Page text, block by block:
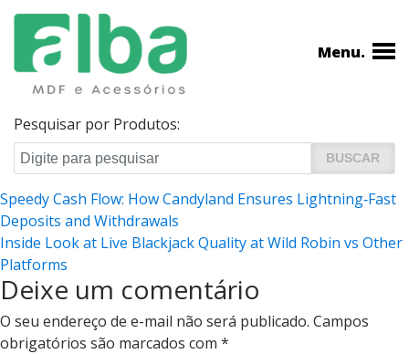
Pesquisar por Produtos:
Menu.
Navegação
de
Post
Speedy Cash Flow: How Candyland Ensures Lightning‑Fast
Deposits and Withdrawals
Inside Look at Live Blackjack Quality at Wild Robin vs Other
Platforms
Deixe um comentário
O seu endereço de e-mail não será publicado. Campos
obrigatórios são marcados com *